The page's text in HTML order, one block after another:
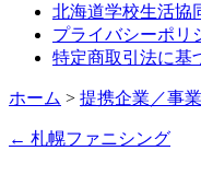
北海道学校生活協
プライバシーポリ
特定商取引法に基
ホーム > 提携企業／事業
← 札幌ファニシング